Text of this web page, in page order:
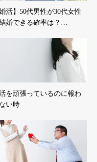
婚活】50代男性が30代女性
婚できる確率は？…
を頑張っているのに報わ
い時